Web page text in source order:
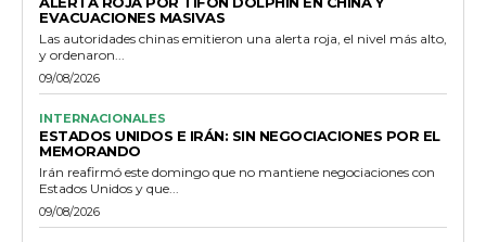
EVACUACIONES MASIVAS
Las autoridades chinas emitieron una alerta roja, el nivel más alto,
y ordenaron...
09/08/2026
INTERNACIONALES
ESTADOS UNIDOS E IRÁN: SIN NEGOCIACIONES POR EL
MEMORANDO
Irán reafirmó este domingo que no mantiene negociaciones con
Estados Unidos y que...
09/08/2026